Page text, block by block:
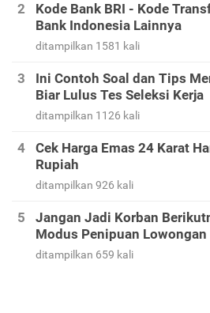
Kode Bank BRI - Kode
Bank Indonesia Lainnya
ditampilkan 1581 kali
Ini Contoh Soal dan Tips
Biar Lulus Tes Seleksi Kerja
ditampilkan 1126 kali
Cek Harga Emas 24 Karat
Rupiah
ditampilkan 926 kali
Jangan Jadi Korban
Modus Penipuan Lowongan
ditampilkan 659 kali